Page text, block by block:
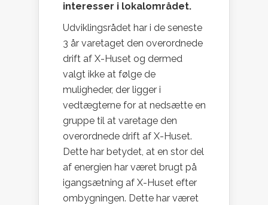
interesser i lokalområdet.
Udviklingsrådet har i de seneste
3 år varetaget den overordnede
drift af X-Huset og dermed
valgt ikke at følge de
muligheder, der ligger i
vedtægterne for at nedsætte en
gruppe til at varetage den
overordnede drift af X-Huset.
Dette har betydet, at en stor del
af energien har været brugt på
igangsætning af X-Huset efter
ombygningen. Dette har været